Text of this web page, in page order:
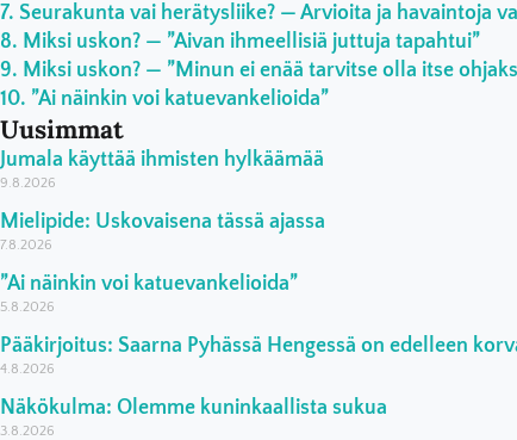
Seurakunta vai herätysliike? — Arvioita ja havaintoja
Miksi uskon? — ”Aivan ihmeellisiä juttuja tapahtui”
Miksi uskon? — ”Minun ei enää tarvitse olla itse
”Ai näinkin voi katuevankelioida”
Uusimmat
Jumala käyttää ihmisten hylkäämää
9.8.2026
Mielipide: Uskovaisena tässä ajassa
7.8.2026
”Ai näinkin voi katuevankelioida”
5.8.2026
Pääkirjoitus: Saarna Pyhässä Hengessä on edelleen
4.8.2026
Näkökulma: Olemme kuninkaallista sukua
3.8.2026